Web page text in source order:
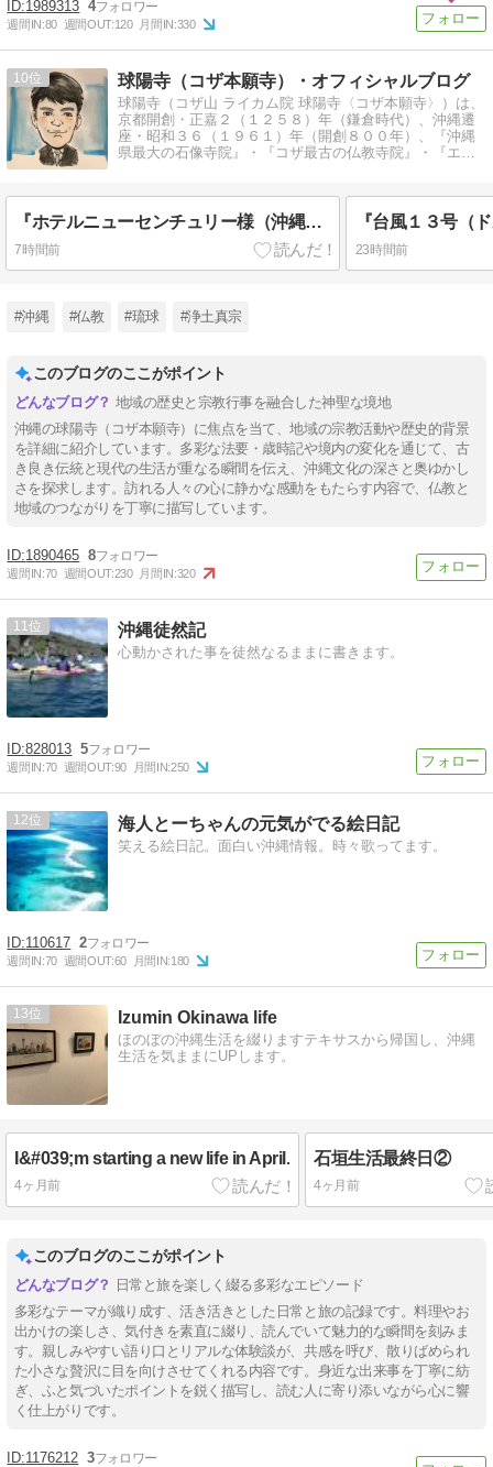
1989313 4
週間IN:80 週間OUT:120 月間IN:330
10 球陽寺（コザ本願寺）・オフィシャルブログ
球陽寺（コザ山 ライカム院 球陽寺〈コザ本願寺〉）は、
京都開創・正嘉２（１２５８）年（鎌倉時代）、沖縄遷
座・昭和３６（１９６１）年（開創８００年）、『沖縄
県最大の石像寺院』・『コザ最古の仏教寺院』・『エイ
『ホテルニューセンチュリー様（沖縄市）』
7時間前 23時間前
#沖縄 #仏教 #琉球 #浄土真宗
このブログのここがポイント
地域の歴史と宗教行事を融合した神聖な境地
沖縄の球陽寺（コザ本願寺）に焦点を当て、地域の宗教活動や歴史的背景
を詳細に紹介しています。多彩な法要・歳時記や境内の変化を通じて、古
き良き伝統と現代の生活が重なる瞬間を伝え、沖縄文化の深さと奥ゆかし
さを探求します。訪れる人々の心に静かな感動をもたらす内容で、仏教と
地域のつながりを丁寧に描写しています。
1890465 8
週間IN:70 週間OUT:230 月間IN:320
11 沖縄徒然記
心動かされた事を徒然なるままに書きます。
828013 5
週間IN:70 週間OUT:90 月間IN:250
12 海人とーちゃんの元気がでる絵日記
笑える絵日記。面白い沖縄情報。時々歌ってます。
110617 2
週間IN:70 週間OUT:60 月間IN:180
13 Izumin Okinawa life
ほのぼの沖縄生活を綴りますテキサスから帰国し、沖縄
生活を気ままにUPします。
I&#039;m starting a new life in April.
4ヶ月前
石垣生活最終日②
4ヶ月前
このブログのここがポイント
日常と旅を楽しく綴る多彩なエピソード
多彩なテーマが織り成す、活き活きとした日常と旅の記録です。料理やお
出かけの楽しさ、気付きを素直に綴り、読んでいて魅力的な瞬間を刻みま
す。親しみやすい語り口とリアルな体験談が、共感を呼び、散りばめられ
た小さな贅沢に目を向けさせてくれる内容です。身近な出来事を丁寧に紡
ぎ、ふと気づいたポイントを鋭く描写し、読む人に寄り添いながら心に響
く仕上がりです。
1176212 3